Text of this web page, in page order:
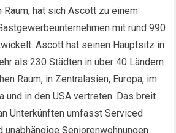
hat sich Ascott zu einem
mit rund 990
Ascott hat seinen Hauptsitz in
als 230 Städten in über 40 Ländern
Raum, in Zentralasien, Europa, im
und in den USA vertreten. Das breit
Unterkünften umfasst Serviced
unabhängige Seniorenwohnungen